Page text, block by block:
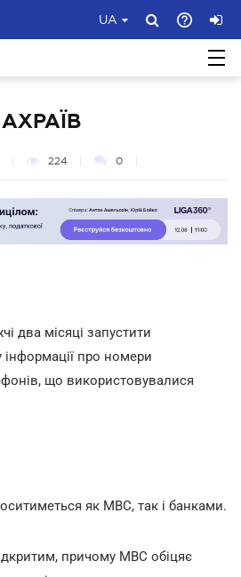
UA
224 0
два місяці запустити
інформації про номери
що використовувалися
як МВС, так і банками.
причому МВС обіцяє